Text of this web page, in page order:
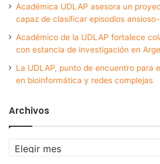
Académica UDLAP asesora un
capaz de clasificar episodios
Académico de la UDLAP fortalece
con estancia de investigación en
La UDLAP, punto de encuentro para
en bioinformática y redes complejas
Archivos
Archivos